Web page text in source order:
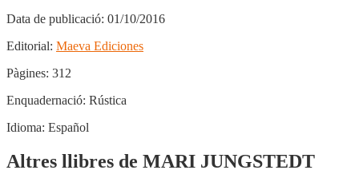
Data de publicació: 01/10/2016
Editorial: Maeva Ediciones
Pàgines: 312
Enquadernació: Rústica
Idioma: Español
Altres llibres de MARI JUNGSTEDT